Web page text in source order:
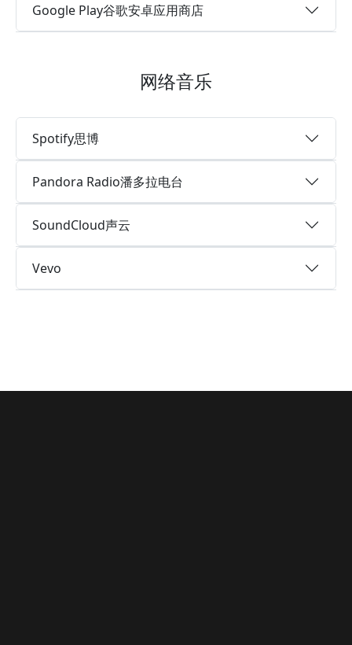
Google Play谷歌安卓应用商店
网络音乐
Spotify思博
Pandora Radio潘多拉电台
SoundCloud声云
Vevo